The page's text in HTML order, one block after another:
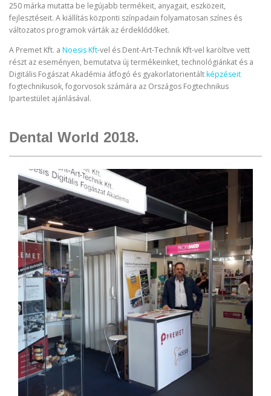
250 márka mutatta be legújabb termékeit, anyagait, eszközeit,
fejlesztéseit. A kiállítás központi színpadain folyamatosan színes és
változatos programok várták az érdeklődőket.
A Premet Kft. a Noesis Kft-vel és Dent-Art-Technik Kft-vel karöltve vett
részt az eseményen, bemutatva új termékeinket, technológiánkat és a
Digitális Fogászat Akadémia átfogó és gyakorlatorientáltképzéseit
fogtechnikusok, fogorvosok számára az Országos Fogtechnikus
Ipartestület ajánlásával.
Dental World 2018.